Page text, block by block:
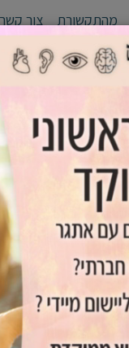
מהתקשורת צור קשר
סדנאות אימון אישי /